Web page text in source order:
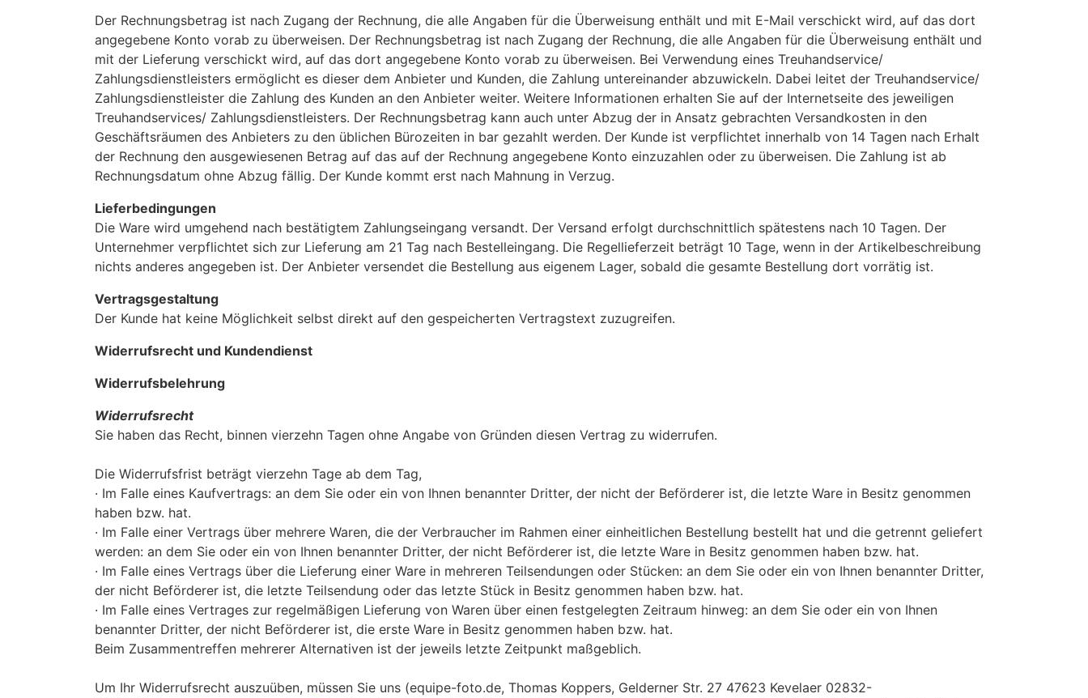
Der Rechnungsbetrag ist nach Zugang der Rechnung, die alle Angaben für die Überweisung enthält und mit E-Mail verschickt wird, auf das dort
angegebene Konto vorab zu überweisen. Der Rechnungsbetrag ist nach Zugang der Rechnung, die alle Angaben für die Überweisung enthält und
mit der Lieferung verschickt wird, auf das dort angegebene Konto vorab zu überweisen. Bei Verwendung eines Treuhandservice/
Zahlungsdienstleisters ermöglicht es dieser dem Anbieter und Kunden, die Zahlung untereinander abzuwickeln. Dabei leitet der Treuhandservice/
Zahlungsdienstleister die Zahlung des Kunden an den Anbieter weiter. Weitere Informationen erhalten Sie auf der Internetseite des jeweiligen
Treuhandservices/ Zahlungsdienstleisters. Der Rechnungsbetrag kann auch unter Abzug der in Ansatz gebrachten Versandkosten in den
Geschäftsräumen des Anbieters zu den üblichen Bürozeiten in bar gezahlt werden. Der Kunde ist verpflichtet innerhalb von 14 Tagen nach Erhalt
der Rechnung den ausgewiesenen Betrag auf das auf der Rechnung angegebene Konto einzuzahlen oder zu überweisen. Die Zahlung ist ab
Rechnungsdatum ohne Abzug fällig. Der Kunde kommt erst nach Mahnung in Verzug.
Lieferbedingungen
Die Ware wird umgehend nach bestätigtem Zahlungseingang versandt. Der Versand erfolgt durchschnittlich spätestens nach 10 Tagen. Der
Unternehmer verpflichtet sich zur Lieferung am 21 Tag nach Bestelleingang. Die Regellieferzeit beträgt 10 Tage, wenn in der Artikelbeschreibung
nichts anderes angegeben ist. Der Anbieter versendet die Bestellung aus eigenem Lager, sobald die gesamte Bestellung dort vorrätig ist.
Vertragsgestaltung
Der Kunde hat keine Möglichkeit selbst direkt auf den gespeicherten Vertragstext zuzugreifen.
Widerrufsrecht und Kundendienst
Widerrufsbelehrung
Widerrufsrecht
Sie haben das Recht, binnen vierzehn Tagen ohne Angabe von Gründen diesen Vertrag zu widerrufen.
Die Widerrufsfrist beträgt vierzehn Tage ab dem Tag,
· Im Falle eines Kaufvertrags: an dem Sie oder ein von Ihnen benannter Dritter, der nicht der Beförderer ist, die letzte Ware in Besitz genommen
haben bzw. hat.
· Im Falle einer Vertrags über mehrere Waren, die der Verbraucher im Rahmen einer einheitlichen Bestellung bestellt hat und die getrennt geliefert
werden: an dem Sie oder ein von Ihnen benannter Dritter, der nicht Beförderer ist, die letzte Ware in Besitz genommen haben bzw. hat.
· Im Falle eines Vertrags über die Lieferung einer Ware in mehreren Teilsendungen oder Stücken: an dem Sie oder ein von Ihnen benannter Dritter,
der nicht Beförderer ist, die letzte Teilsendung oder das letzte Stück in Besitz genommen haben bzw. hat.
· Im Falle eines Vertrages zur regelmäßigen Lieferung von Waren über einen festgelegten Zeitraum hinweg: an dem Sie oder ein von Ihnen
benannter Dritter, der nicht Beförderer ist, die erste Ware in Besitz genommen haben bzw. hat.
Beim Zusammentreffen mehrerer Alternativen ist der jeweils letzte Zeitpunkt maßgeblich.
Um Ihr Widerrufsrecht auszuüben, müssen Sie uns (equipe-foto.de, Thomas Koppers, Gelderner Str. 27 47623 Kevelaer 02832-